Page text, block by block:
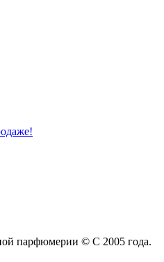
парфюмерии © С 2005 года.